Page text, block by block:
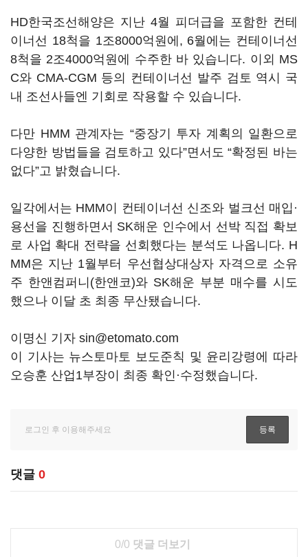
HD한국조선해양은 지난 4월 피더급을 포함한 컨테
이너선 18척을 1조8000억원에, 6월에는 컨테이너선
8척을 2조4000억원에 수주한 바 있습니다. 이외 MS
C와 CMA-CGM 등의 컨테이너선 발주 검토 역시 국
내 조선사들엔 기회로 작용할 수 있습니다.
다만 HMM 관계자는 “중장기 투자 계획의 일환으로
다양한 방법들을 검토하고 있다”면서도 “확정된 바는
없다”고 밝혔습니다.
일각에서는 HMM이 컨테이너선 신조와 벌크선 매입·
용선을 진행하면서 SK해운 인수에서 선박 직접 확보
로 사업 확대 전략을 선회했다는 분석도 나옵니다. H
MM은 지난 1월부터 우선협상대상자 자격으로 소유
주 한앤컴퍼니(한앤코)와 SK해운 부분 매수를 시도
했으나 이달 초 최종 무산됐습니다.
이명신 기자 sin@etomato.com
이 기사는 뉴스토마토 보도준칙 및 윤리강령에 따라
오승훈 산업1부장이 최종 확인·수정했습니다.
댓글 0
0/0 댓글 더보기